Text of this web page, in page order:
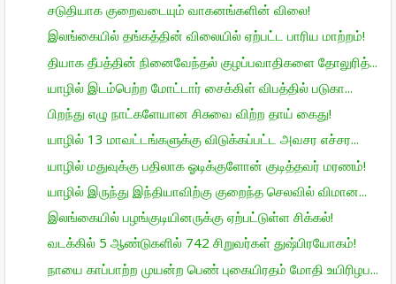
சடுதியாக குறைவடையும் வாகனங்களின் விலை!
இலங்கையில் தங்கத்தின் விலையில் ஏற்பட்ட பாரிய மாற்றம்!
தியாக தீபத்தின் நினைவேந்தல் குழப்பவாதிகளை தோலுரித்...
யாழில் இடம்பெற்ற மோட்டார் சைக்கிள் விபத்தில் படுகா...
பிறந்து எழு நாட்களேயான சிசுவை விற்ற தாய் கைது!
யாழில் 13 மாவட்டங்களுக்கு விடுக்கப்பட்ட அவசர எச்சர...
யாழில் மதுவுக்கு பதிலாக ஓடிக்குளோன் குடித்தவர் மரணம்!
யாழில் இருந்து இந்தியாவிற்கு குறைந்த செலவில் விமான...
இலங்கையில் பழங்குடியினருக்கு ஏற்பட்டுள்ள சிக்கல்!
வடக்கில் 5 ஆண்டுகளில் 742 சிறுவர்கள் துஷ்பிரயோகம்!
நாயை காப்பாற்ற முயன்ற பெண் புகையிரதம் மோதி உயிரிழப...